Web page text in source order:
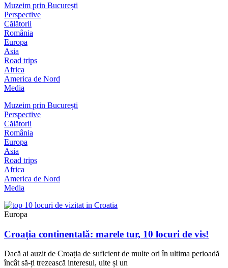
Muzeim prin București
Perspective
Călătorii
România
Europa
Asia
Road trips
Africa
America de Nord
Media
Muzeim prin București
Perspective
Călătorii
România
Europa
Asia
Road trips
Africa
America de Nord
Media
Europa
Croația continentală: marele tur, 10 locuri de vis!
Dacă ai auzit de Croația de suficient de multe ori în ultima perioadă
încât să-ți trezească interesul, uite și un